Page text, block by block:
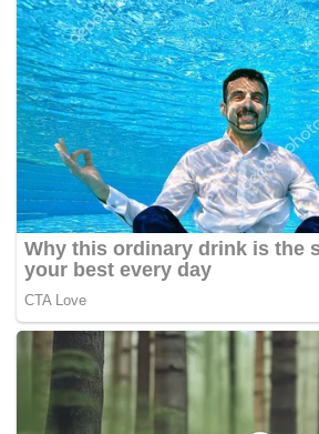
Setelah tersungkur, Anders
masih lagi menendang tubuh badan
menyebabkan tulang hidungnya
pada mata, bibir dan rahang kanan
Akhbar Sweden yang berbahasa
melaporkan, Anders menyatakan,
yang memukulinya dipercayai
kerana dia mendengar mereka
Arab.
Kisah malang Anders itu
perhatian luas banyak laman web
yang diketahui sebagai memang
pendatang asing dan anti-Islam